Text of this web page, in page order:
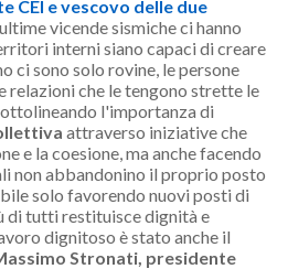
CEI e vescovo delle due
vicende sismiche ci hanno
interni siano capaci di creare
ci sono solo rovine, le persone
relazioni che le tengono strette le
l'importanza di
attraverso iniziative che
e la coesione, ma anche facendo
non abbandonino il proprio posto
solo favorendo nuovi posti di
di tutti restituisce dignità e
dignitoso è stato anche il
Stronati, presidente